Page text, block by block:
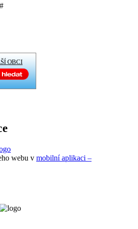
OBCI
webu v mobilní aplikaci –